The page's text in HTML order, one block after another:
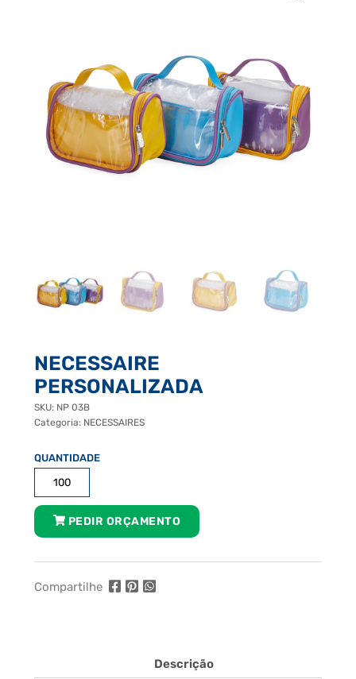
NECESSAIRE
PERSONALIZADA
SKU: NP 03B
Categoria: NECESSAIRES
Personalizada
quantidade
PEDIR ORÇAMENTO
Compartilhe
Descrição